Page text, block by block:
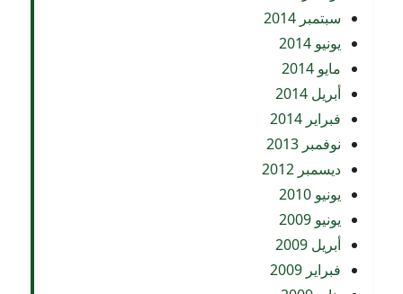
سبتمبر 2014
يونيو 2014
مايو 2014
أبريل 2014
فبراير 2014
نوفمبر 2013
ديسمبر 2012
يونيو 2010
يونيو 2009
أبريل 2009
فبراير 2009